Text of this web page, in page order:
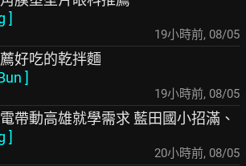
]
19小時前, 08/05
好吃的乾拌麵
]
19小時前, 08/05
帶動高雄就學需求 藍田國小招滿、
]
20小時前, 08/05